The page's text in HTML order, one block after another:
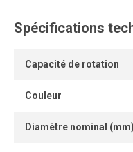
connexion instantanée,
industrielles
Spécifications
Capacité de rotation
Couleur
Diamètre nominal (mm)